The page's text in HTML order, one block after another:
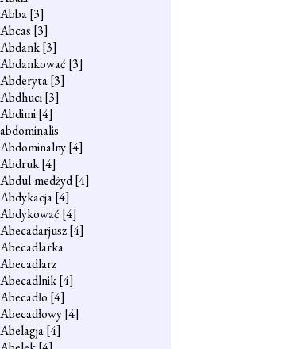
Abba[3]
Abcas [3]
Abdank[3]
Abdankować [3]
Abderyta[3]
Abdhuci[3]
Abdimi[4]
abdominalis
Abdominalny[4]
Abdruk[4]
Abdul-medżyd[4]
Abdykacja[4]
Abdykować [4]
Abecadarjusz[4]
Abecadlarka
Abecadlarz
Abecadlnik[4]
Abecadło [4]
Abecadłowy[4]
Abelagja[4]